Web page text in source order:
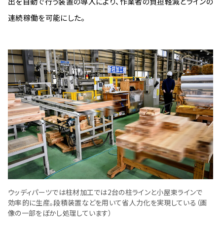
連続稼働を可能にした。
ウッディパーツでは柱材加工では2台の柱ラインと小屋束ラインで
効率的に生産。段積装置などを用いて省人力化を実現している（画
像の一部をぼかし処理しています）